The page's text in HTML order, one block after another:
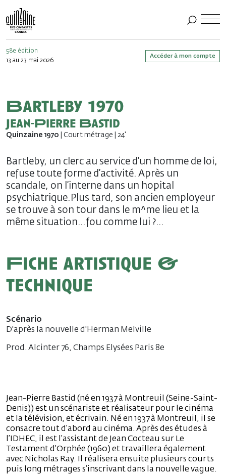
58e édition
13 au 23 mai 2026
Accéder à mon compte
Bartleby 1970
Jean-Pierre Bastid
Quinzaine 1970 | Court métrage | 24'
Bartleby, un clerc au service d’un homme de loi,
refuse toute forme d’activité. Après un
scandale, on l’interne dans un hopital
psychiatrique.Plus tard, son ancien employeur
se trouve à son tour dans le m^me lieu et la
même situation…fou comme lui ?…
Fiche artistique &
technique
Scénario
D'après la nouvelle d'Herman Melville
Prod. Alcinter 76, Champs Elysées Paris 8e
Jean-Pierre Bastid (né en 1937 à Montreuil (Seine-Saint-
Denis)) est un scénariste et réalisateur pour le cinéma
et la télévision, et écrivain. Né en 1937 à Montreuil, il se
consacre tout d’abord au cinéma. Après des études à
l’IDHEC, il est l’assistant de Jean Cocteau sur Le
Testament d’Orphée (1960) et travaillera également
avec Nicholas Ray. Il réalisera ensuite plusieurs courts
puis long métrages s’inscrivant dans la nouvelle vague.